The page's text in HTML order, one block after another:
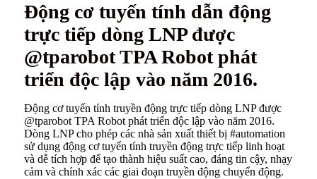
Động cơ tuyến tính dẫn động
trực tiếp dòng LNP được
@tparobot TPA Robot phát
triển độc lập vào năm 2016.
Động cơ tuyến tính truyền động trực tiếp dòng LNP được
@tparobot TPA Robot phát triển độc lập vào năm 2016.
Dòng LNP cho phép các nhà sản xuất thiết bị #automation
sử dụng động cơ tuyến tính truyền động trực tiếp linh hoạt
và dễ tích hợp để tạo thành hiệu suất cao, đáng tin cậy, nhạy
cảm và chính xác các giai đoạn truyền động chuyển động.